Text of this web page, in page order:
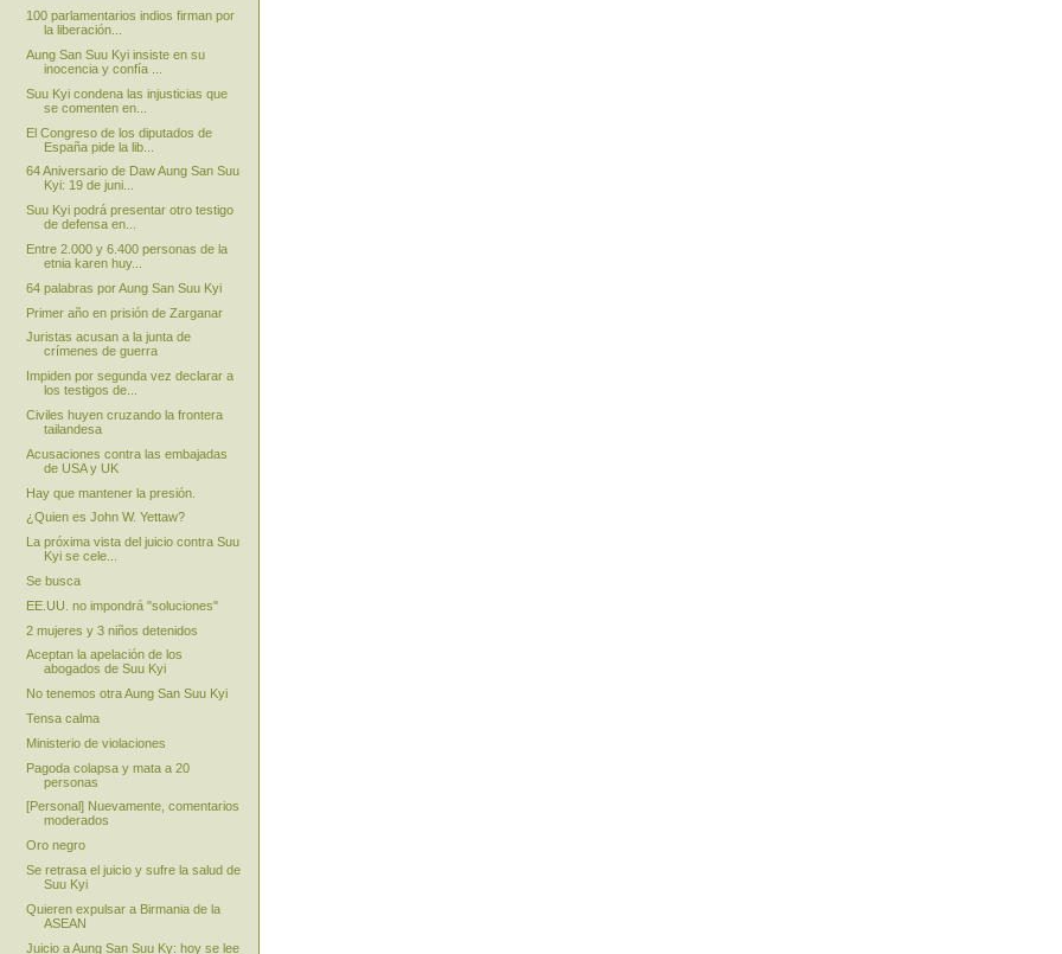
100 parlamentarios indios firman por
la liberación...
Aung San Suu Kyi insiste en su
inocencia y confía ...
Suu Kyi condena las injusticias que
se comenten en...
El Congreso de los diputados de
España pide la lib...
64 Aniversario de Daw Aung San Suu
Kyi: 19 de juni...
Suu Kyi podrá presentar otro testigo
de defensa en...
Entre 2.000 y 6.400 personas de la
etnia karen huy...
64 palabras por Aung San Suu Kyi
Primer año en prisión de Zarganar
Juristas acusan a la junta de
crímenes de guerra
Impiden por segunda vez declarar a
los testigos de...
Civiles huyen cruzando la frontera
tailandesa
Acusaciones contra las embajadas
de USA y UK
Hay que mantener la presión.
¿Quien es John W. Yettaw?
La próxima vista del juicio contra Suu
Kyi se cele...
Se busca
EE.UU. no impondrá "soluciones"
2 mujeres y 3 niños detenidos
Aceptan la apelación de los
abogados de Suu Kyi
No tenemos otra Aung San Suu Kyi
Tensa calma
Ministerio de violaciones
Pagoda colapsa y mata a 20
personas
[Personal] Nuevamente, comentarios
moderados
Oro negro
Se retrasa el juicio y sufre la salud de
Suu Kyi
Quieren expulsar a Birmania de la
ASEAN
Juicio a Aung San Suu Ky: hoy se lee